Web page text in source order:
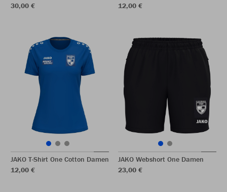
30,00 €
12,00 €
JAKO T-Shirt One Cotton Damen
12,00 €
JAKO Webshort One Damen
23,00 €